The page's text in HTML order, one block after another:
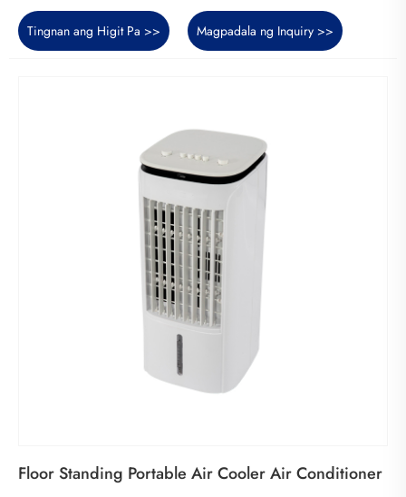
Tingnan ang Higit Pa >> Magpadala ng Inquiry >>
Floor Standing Portable Air Cooler Air Conditioner